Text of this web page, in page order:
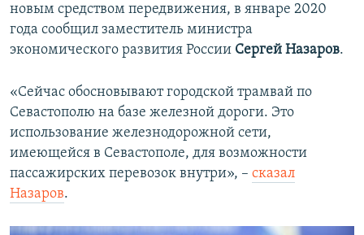
новым средством передвижения, в январе 2020
года сообщил заместитель министра
экономического развития России Сергей Назаров.
«Сейчас обосновывают городской трамвай по
Севастополю на базе железной дороги. Это
использование железнодорожной сети,
имеющейся в Севастополе, для возможности
пассажирских перевозок внутри», – сказал
Назаров.